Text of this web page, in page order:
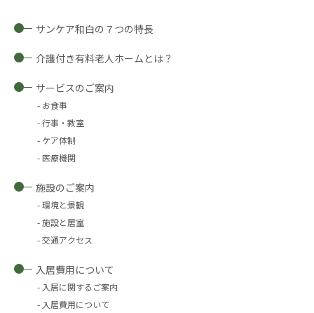
サンケア和白の７つの特長
介護付き有料老人ホームとは？
サービスのご案内
お食事
行事・教室
ケア体制
医療機関
施設のご案内
環境と景観
施設と居室
交通アクセス
入居費用について
入居に関するご案内
入居費用について